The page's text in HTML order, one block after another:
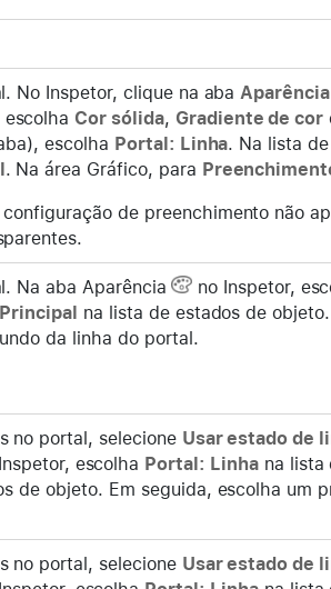
No Inspetor, clique na abaAparência
escolha Cor sólida, Gradiente de cor
escolha Portal: Linha. Na lista
. Na área Gráfico, para
configuração de preenchimento não
Na aba Aparência no Inspetor,
Principal na lista de estados de
da linha do portal.
no portal, selecione Usar estado de
escolha Portal: Linhana lista
de objeto. Em seguida, escolha um
no portal, selecione Usar estado de